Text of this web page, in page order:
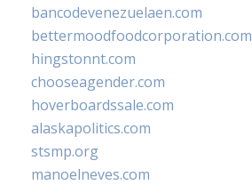
bancodevenezuelaen.com
bettermoodfoodcorporation.com
hingstonnt.com
chooseagender.com
hoverboardssale.com
alaskapolitics.com
stsmp.org
manoelneves.com